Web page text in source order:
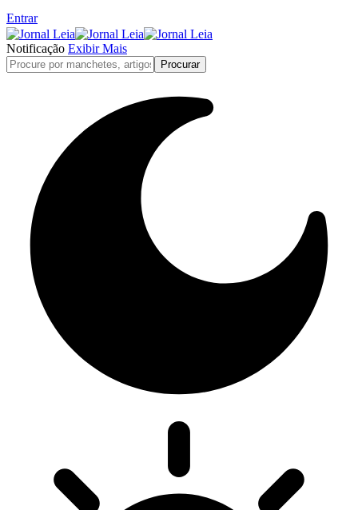
Entrar
Notificação Exibir Mais